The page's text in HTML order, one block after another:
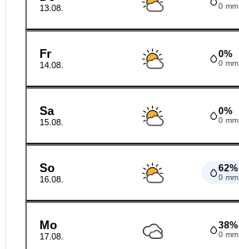
13.08. 0 mm
Fr
14.08.
0%
0 mm
Sa
15.08.
0%
0 mm
So
16.08.
62%
0 mm
Mo
17.08.
38%
0 mm